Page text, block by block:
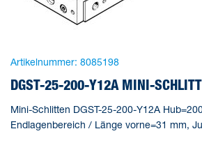
Artikelnummer: 8085198
DGST-25-200-Y12A MINI-
Mini-Schlitten DGST-25-200-Y12A
Endlagenbereich / Länge vorne=31 mm,